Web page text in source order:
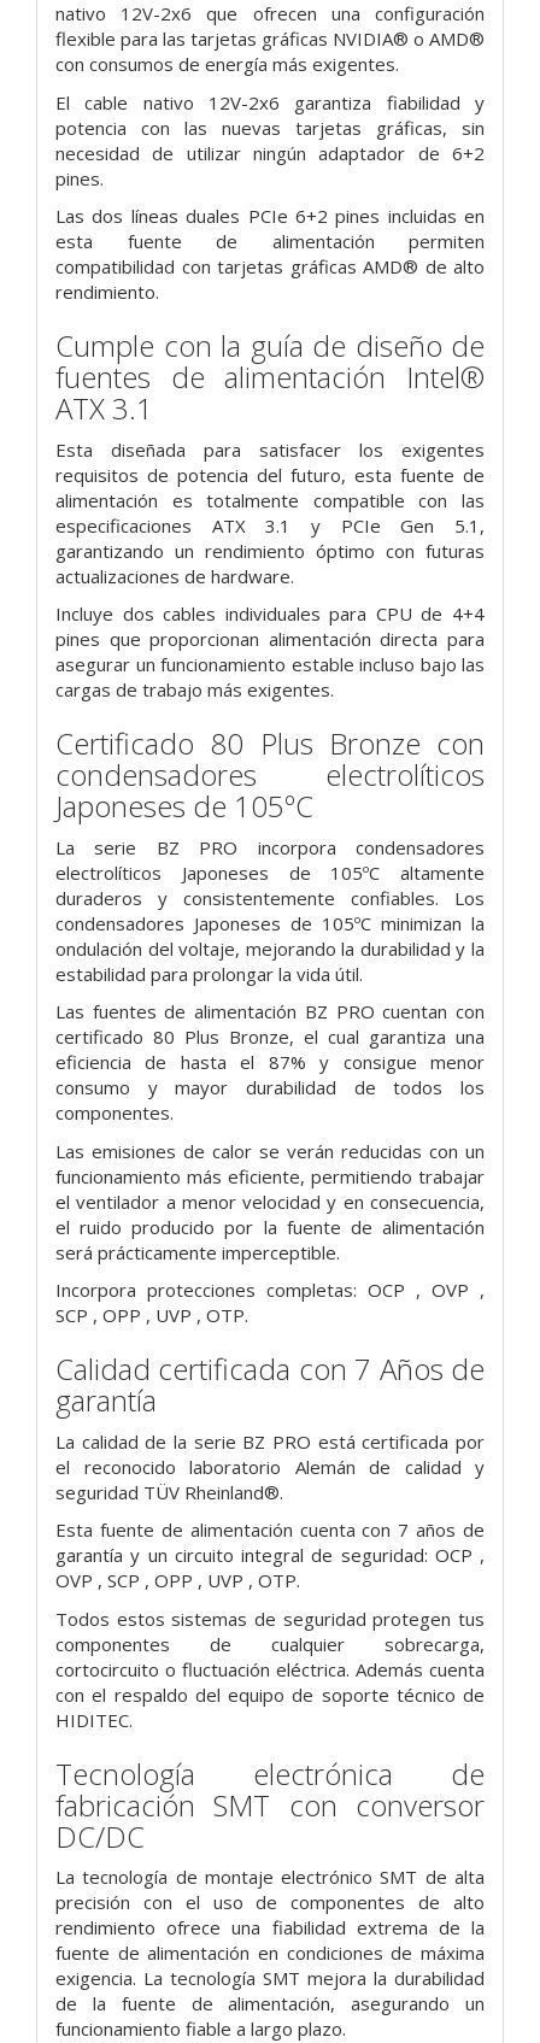
nativo 12V-2x6 que ofrecen una configuración
flexible para las tarjetas gráficas NVIDIA® o AMD®
con consumos de energía más exigentes.
El cable nativo 12V-2x6 garantiza fiabilidad y
potencia con las nuevas tarjetas gráficas, sin
necesidad de utilizar ningún adaptador de 6+2
pines.
Las dos líneas duales PCIe 6+2 pines incluidas en
esta fuente de alimentación permiten
compatibilidad con tarjetas gráficas AMD® de alto
rendimiento.
Cumple con la guía de diseño de
fuentes de alimentación Intel®
ATX 3.1
Esta diseñada para satisfacer los exigentes
requisitos de potencia del futuro, esta fuente de
alimentación es totalmente compatible con las
especificaciones ATX 3.1 y PCIe Gen 5.1,
garantizando un rendimiento óptimo con futuras
actualizaciones de hardware.
Incluye dos cables individuales para CPU de 4+4
pines que proporcionan alimentación directa para
asegurar un funcionamiento estable incluso bajo las
cargas de trabajo más exigentes.
Certificado 80 Plus Bronze con
condensadores electrolíticos
Japoneses de 105ºC
La serie BZ PRO incorpora condensadores
electrolíticos Japoneses de 105ºC altamente
duraderos y consistentemente confiables. Los
condensadores Japoneses de 105ºC minimizan la
ondulación del voltaje, mejorando la durabilidad y la
estabilidad para prolongar la vida útil.
Las fuentes de alimentación BZ PRO cuentan con
certificado 80 Plus Bronze, el cual garantiza una
eficiencia de hasta el 87% y consigue menor
consumo y mayor durabilidad de todos los
componentes.
Las emisiones de calor se verán reducidas con un
funcionamiento más eficiente, permitiendo trabajar
el ventilador a menor velocidad y en consecuencia,
el ruido producido por la fuente de alimentación
será prácticamente imperceptible.
Incorpora protecciones completas: OCP , OVP ,
SCP , OPP , UVP , OTP.
Calidad certificada con 7 Años de
garantía
La calidad de la serie BZ PRO está certificada por
el reconocido laboratorio Alemán de calidad y
seguridad TÜV Rheinland®.
Esta fuente de alimentación cuenta con 7 años de
garantía y un circuito integral de seguridad: OCP ,
OVP , SCP , OPP , UVP , OTP.
Todos estos sistemas de seguridad protegen tus
componentes de cualquier sobrecarga,
cortocircuito o fluctuación eléctrica. Además cuenta
con el respaldo del equipo de soporte técnico de
HIDITEC.
Tecnología electrónica de
fabricación SMT con conversor
DC/DC
La tecnología de montaje electrónico SMT de alta
precisión con el uso de componentes de alto
rendimiento ofrece una fiabilidad extrema de la
fuente de alimentación en condiciones de máxima
exigencia. La tecnología SMT mejora la durabilidad
de la fuente de alimentación, asegurando un
funcionamiento fiable a largo plazo.